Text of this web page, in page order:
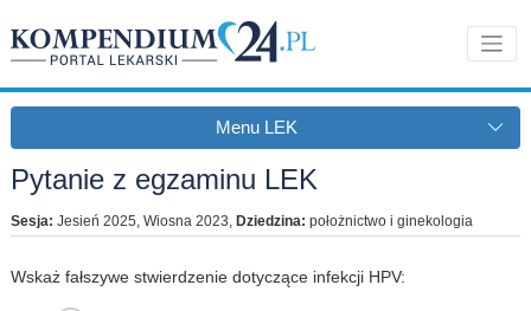
Menu LEK
Pytanie z egzaminu LEK
Sesja: Jesień 2025, Wiosna 2023, Dziedzina: położnictwo i ginekologia
Wskaż fałszywe stwierdzenie dotyczące infekcji HPV: